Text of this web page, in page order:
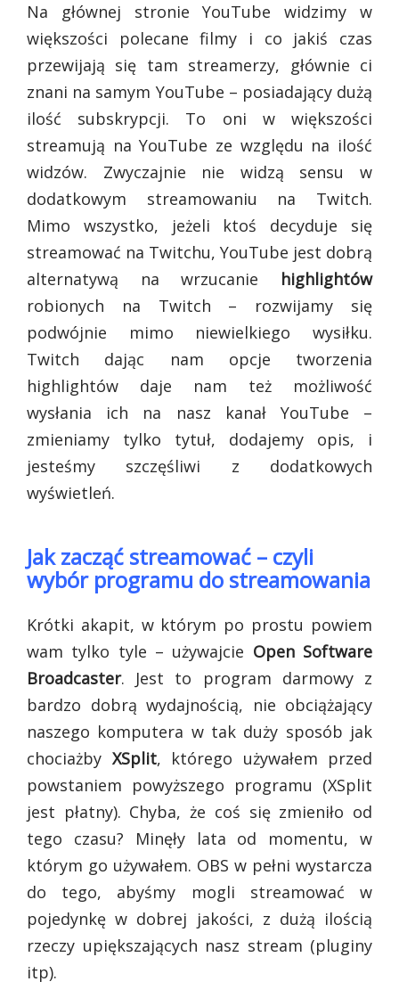
Na głównej stronie YouTube widzimy w
większości polecane filmy i co jakiś czas
przewijają się tam streamerzy, głównie ci
znani na samym YouTube – posiadający dużą
ilość subskrypcji. To oni w większości
streamują na YouTube ze względu na ilość
widzów. Zwyczajnie nie widzą sensu w
dodatkowym streamowaniu na Twitch.
Mimo wszystko, jeżeli ktoś decyduje się
streamować na Twitchu, YouTube jest dobrą
alternatywą na wrzucanie highlightów
robionych na Twitch – rozwijamy się
podwójnie mimo niewielkiego wysiłku.
Twitch dając nam opcje tworzenia
highlightów daje nam też możliwość
wysłania ich na nasz kanał YouTube –
zmieniamy tylko tytuł, dodajemy opis, i
jesteśmy szczęśliwi z dodatkowych
wyświetleń.
Jak zacząć streamować – czyli
wybór programu do streamowania
Krótki akapit, w którym po prostu powiem
wam tylko tyle – używajcie Open Software
Broadcaster. Jest to program darmowy z
bardzo dobrą wydajnością, nie obciążający
naszego komputera w tak duży sposób jak
chociażby XSplit, którego używałem przed
powstaniem powyższego programu (XSplit
jest płatny). Chyba, że coś się zmieniło od
tego czasu? Minęły lata od momentu, w
którym go używałem. OBS w pełni wystarcza
do tego, abyśmy mogli streamować w
pojedynkę w dobrej jakości, z dużą ilością
rzeczy upiększających nasz stream (pluginy
itp).